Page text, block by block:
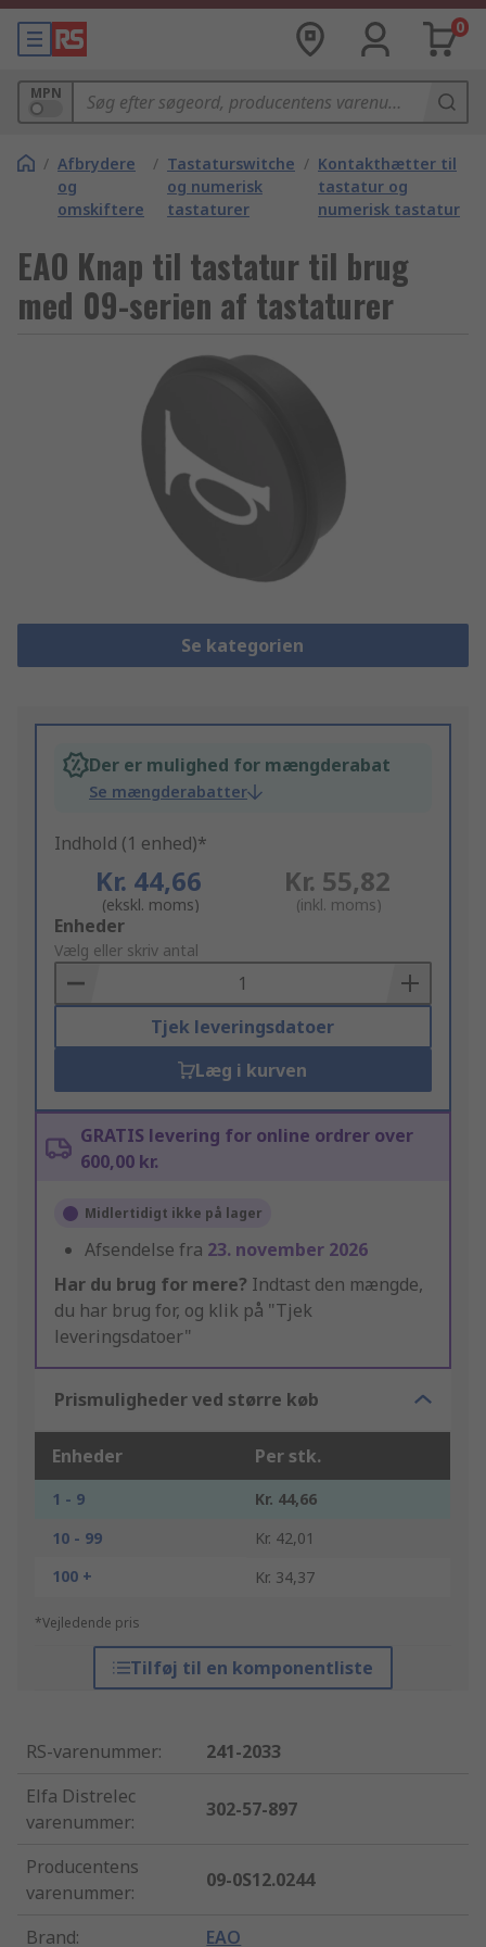
0
MPN
/ Afbrydere
og
omskiftere
/ Tastaturswitche
og numerisk
tastaturer
/ Kontakthætter til
tastatur og
numerisk tastatur
EAO Knap til tastatur til brug
med 09-serien af tastaturer
Se kategorien
Der er mulighed for mængderabat
Se mængderabatter
Indhold (1 enhed)*
Kr. 44,66
(ekskl. moms)
Kr. 55,82
(inkl. moms)
Add
to
Basket
Enheder
Vælg eller skriv antal
Tjek leveringsdatoer
Læg i kurven
GRATIS levering for online ordrer over
600,00 kr.
Midlertidigt ikke på lager
Afsendelse fra 23. november 2026
Har du brug for mere? Indtast den mængde,
du har brug for, og klik på "Tjek
leveringsdatoer"
Prismuligheder ved større køb
Enheder Per stk.
1 - 9
Kr. 44,66
10 - 99
Kr. 42,01
100 +
Kr. 34,37
*Vejledende pris
Tilføj til en komponentliste
RS-varenummer:
241-2033
Elfa Distrelec
varenummer:
302-57-897
Producentens
varenummer:
09-0S12.0244
Brand: EAO